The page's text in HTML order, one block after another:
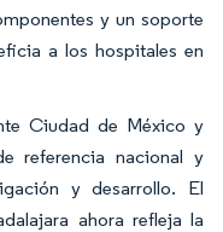
y un soporte
a los hospitales en
Ciudad de México y
referencia nacional y
y desarrollo. El
ahora refleja la